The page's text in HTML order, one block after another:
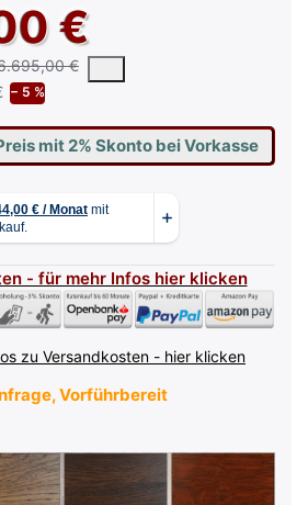
€
€ oder empfohlene
− 5 %
mit 2% Skonto bei Vorkasse
- für mehr Infos hier klicken
zu Versandkosten - hier klicken
Vorführbereit